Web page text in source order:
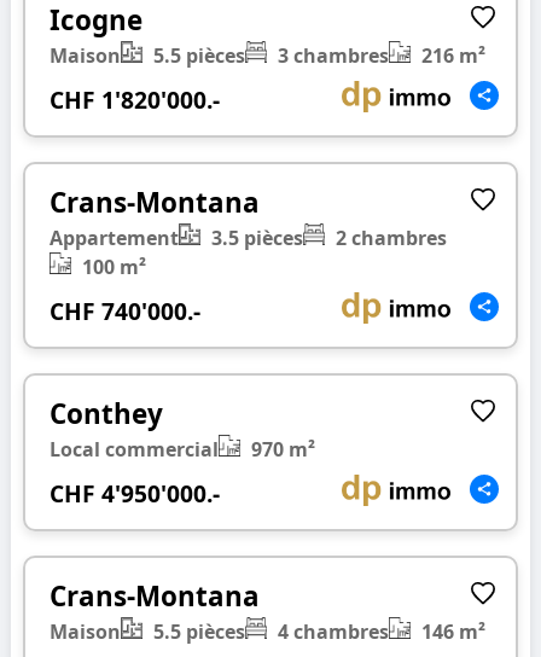
Icogne
Maison 5.5 pièces 3 chambres 216 m²
CHF 1'820'000.-
Crans-Montana
Appartement 3.5 pièces
2 chambres
100 m²
CHF 740'000.-
Conthey
Local commercial 970 m²
CHF 4'950'000.-
Crans-Montana
Maison 5.5 pièces 4 chambres 146 m²